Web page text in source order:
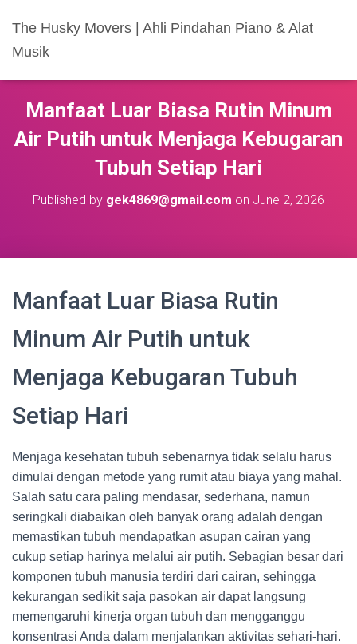
The Husky Movers | Ahli Pindahan Piano & Alat
Musik
Manfaat Luar Biasa Rutin Minum
Air Putih untuk Menjaga Kebugaran
Tubuh Setiap Hari
Published by gek4869@gmail.com on June 2, 2026
Manfaat Luar Biasa Rutin
Minum Air Putih untuk
Menjaga Kebugaran Tubuh
Setiap Hari
Menjaga kesehatan tubuh sebenarnya tidak selalu harus
dimulai dengan metode yang rumit atau biaya yang mahal.
Salah satu cara paling mendasar, sederhana, namun
seringkali diabaikan oleh banyak orang adalah dengan
memastikan tubuh mendapatkan asupan cairan yang
cukup setiap harinya melalui air putih. Sebagian besar dari
komponen tubuh manusia terdiri dari cairan, sehingga
kekurangan sedikit saja pasokan air dapat langsung
memengaruhi kinerja organ tubuh dan mengganggu
konsentrasi Anda dalam menjalankan aktivitas sehari-hari.